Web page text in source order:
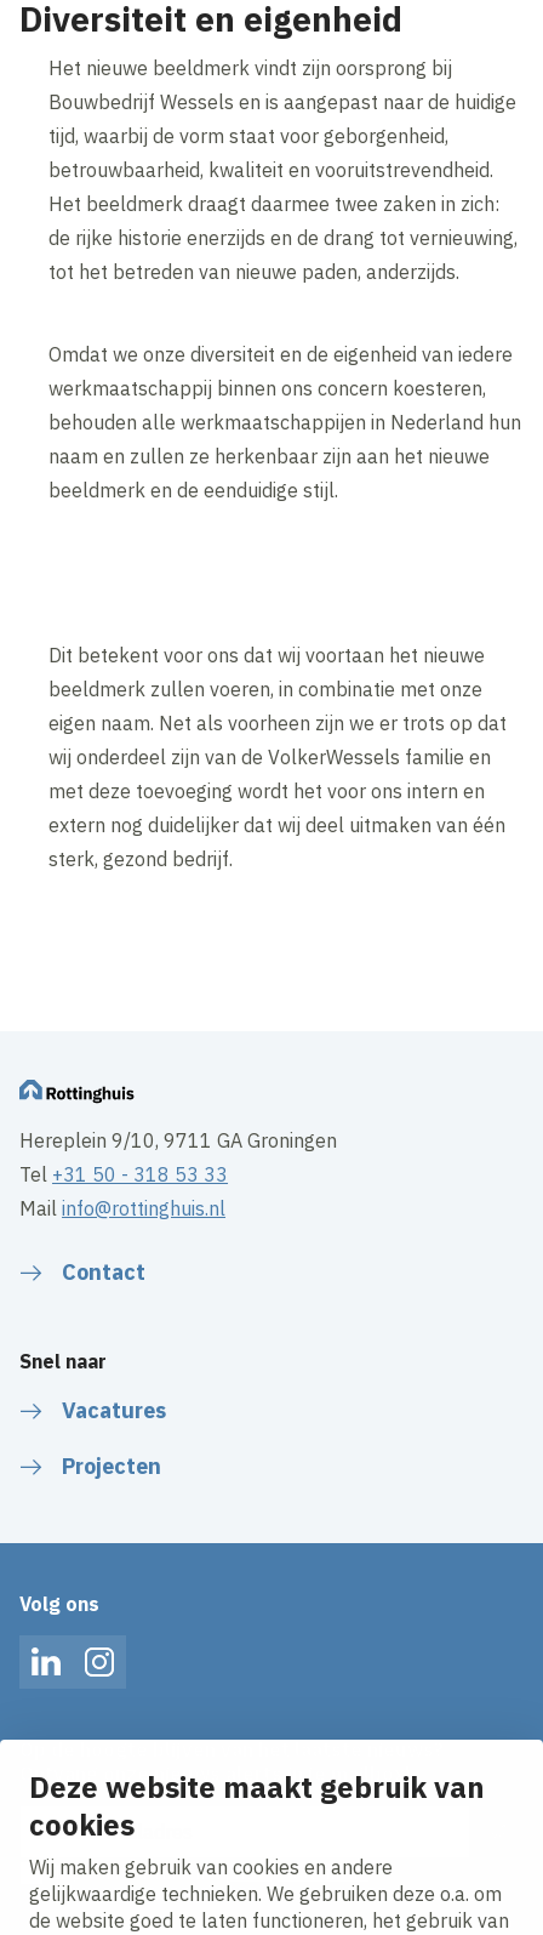
Deze website maakt gebruik van
cookies
Wij maken gebruik van cookies en andere
gelijkwaardige technieken. We gebruiken deze o.a. om
de website goed te laten functioneren, het gebruik van
Diversiteit en eigenheid
Het nieuwe beeldmerk vindt zijn oorsprong bij
Bouwbedrijf Wessels en is aangepast naar de huidige
tijd, waarbij de vorm staat voor geborgenheid,
betrouwbaarheid, kwaliteit en vooruitstrevendheid.
Het beeldmerk draagt daarmee twee zaken in zich:
de rijke historie enerzijds en de drang tot vernieuwing,
tot het betreden van nieuwe paden, anderzijds.
Omdat we onze diversiteit en de eigenheid van iedere
werkmaatschappij binnen ons concern koesteren,
behouden alle werkmaatschappijen in Nederland hun
naam en zullen ze herkenbaar zijn aan het nieuwe
beeldmerk en de eenduidige stijl.
Dit betekent voor ons dat wij voortaan het nieuwe
beeldmerk zullen voeren, in combinatie met onze
eigen naam. Net als voorheen zijn we er trots op dat
wij onderdeel zijn van de VolkerWessels familie en
met deze toevoeging wordt het voor ons intern en
extern nog duidelijker dat wij deel uitmaken van één
sterk, gezond bedrijf.
Hereplein 9/10, 9711 GA Groningen
Tel +31 50 - 318 53 33
Mailinfo@rottinghuis.nl
Contact
Snel naar
Vacatures
Projecten
Volg ons
LinkedInInstagram
Ontvang onze nieuws alerts in je mailbox!
E-mailadres
Ik ga akkoord met hetprivacy statement.